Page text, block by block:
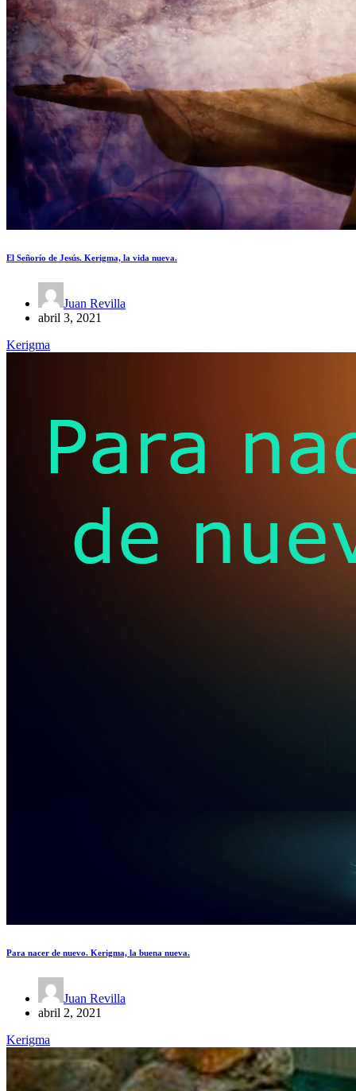
El Señorío de Jesús. Kerigma, la vida nueva.
Juan Revilla
abril 3, 2021
Kerigma
Para nacer de nuevo. Kerigma, la buena nueva.
Juan Revilla
abril 2, 2021
Kerigma